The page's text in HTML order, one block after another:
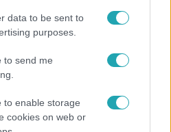
data to be sent to
purposes.
to send me
to enable storage
cookies on web or